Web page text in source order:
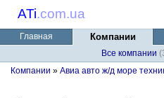
ATi.com.ua
Главная Компании
Все компании
Компании » Авиа авто ж/д море